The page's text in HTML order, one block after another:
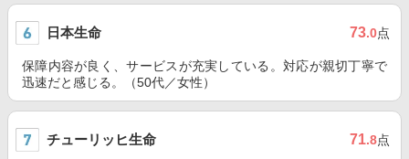
日本生命 73.0点
保障内容が良く、サービスが充実している。対応が親切丁寧で
迅速だと感じる。（50代／女性）
チューリッヒ生命 71.8点